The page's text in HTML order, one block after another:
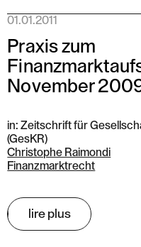
01.01.2011
Praxis zum
November
in: Zeitschrift für
(GesKR)
Christophe Raimondi
Finanzmarktrecht
lire plus